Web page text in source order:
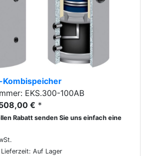
Kombispeicher
EKS.300-100AB
€ *
Rabatt senden Sie uns einfach eine
Lieferzeit: Auf Lager